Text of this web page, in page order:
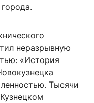
неразрывную
«История
Тысячи